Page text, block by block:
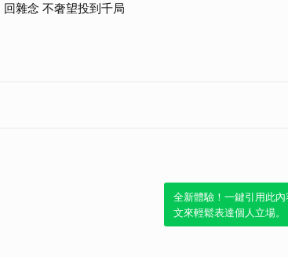
雜念 不奢望投到千局
全新體驗！一鍵引用此
文來輕鬆表達個人立場。